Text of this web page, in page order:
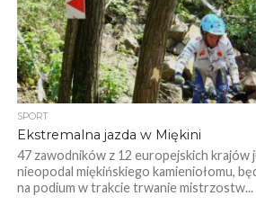
SPORT
Ekstremalna jazda w Miękini
47 zawodników z 12 europejskich krajów
nieopodal miękińskiego kamieniołomu,
na podium w trakcie trwanie mistrzostw...